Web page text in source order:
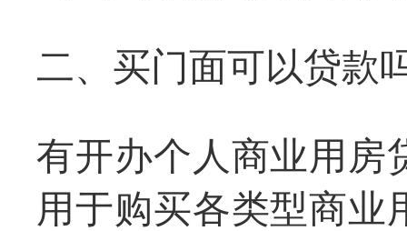
二、买门面可以贷款
有开办个人商业用房
用于购买各类型商业